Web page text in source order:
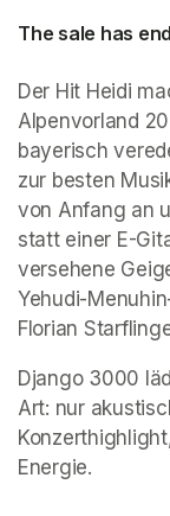
The sale has
Der Hit Heidi
Alpenvorland
bayerisch
zur besten
von Anfang an
statt einer E-
versehene
Yehudi-
Florian
Django 3000
Art: nur
Energie.